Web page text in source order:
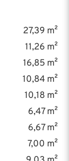
27,39 m²
11,26 m²
16,85 m²
10,84 m²
10,18 m²
6,47 m²
6,67 m²
7,00 m²